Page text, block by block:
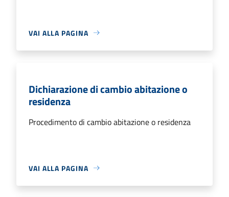
VAI ALLA PAGINA
Dichiarazione di cambio abitazione o
residenza
Procedimento di cambio abitazione o residenza
VAI ALLA PAGINA